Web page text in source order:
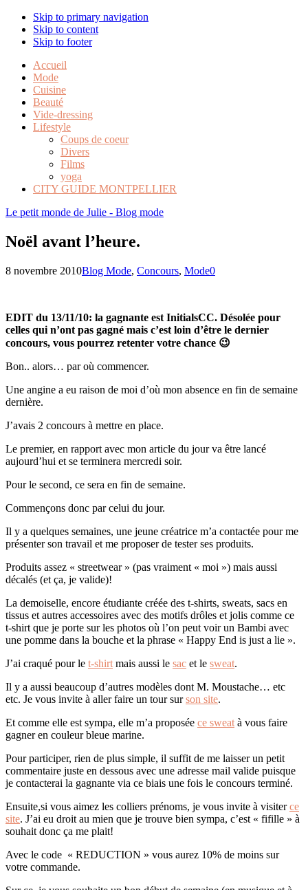
Skip to primary navigation
Skip to content
Skip to footer
Accueil
Mode
Cuisine
Beauté
Vide-dressing
Lifestyle
Coups de coeur
Divers
Films
yoga
CITY GUIDE MONTPELLIER
Le petit monde de Julie - Blog mode
Noël avant l’heure.
8 novembre 2010Blog Mode, Concours, Mode0
EDIT du 13/11/10: la gagnante est InitialsCC. Désolée pour
celles qui n’ont pas gagné mais c’est loin d’être le dernier
concours, vous pourrez retenter votre chance 😉
Bon.. alors… par où commencer.
Une angine a eu raison de moi d’où mon absence en fin de semaine
dernière.
J’avais 2 concours à mettre en place.
Le premier, en rapport avec mon article du jour va être lancé
aujourd’hui et se terminera mercredi soir.
Pour le second, ce sera en fin de semaine.
Commençons donc par celui du jour.
Il y a quelques semaines, une jeune créatrice m’a contactée pour me
présenter son travail et me proposer de tester ses produits.
Produits assez « streetwear » (pas vraiment « moi ») mais aussi
décalés (et ça, je valide)!
La demoiselle, encore étudiante créée des t-shirts, sweats, sacs en
tissus et autres accessoires avec des motifs drôles et jolis comme ce
t-shirt que je porte sur les photos où l’on peut voir un Bambi avec
une pomme dans la bouche et la phrase « Happy End is just a lie ».
J’ai craqué pour le t-shirt mais aussi le sac et le sweat.
Il y a aussi beaucoup d’autres modèles dont M. Moustache… etc
etc. Je vous invite à aller faire un tour surson site.
Et comme elle est sympa, elle m’a proposée ce sweat à vous faire
gagner en couleur bleue marine.
Pour participer, rien de plus simple, il suffit de me laisser un petit
commentaire juste en dessous avec une adresse mail valide puisque
je contacterai la gagnante via ce biais une fois le concours terminé.
Ensuite,si vous aimez les colliers prénoms, je vous invite à visiterce
site. J’ai eu droit au mien que je trouve bien sympa, c’est « fifille » à
souhait donc ça me plait!
Avec le code « REDUCTION » vous aurez 10% de moins sur
votre commande.